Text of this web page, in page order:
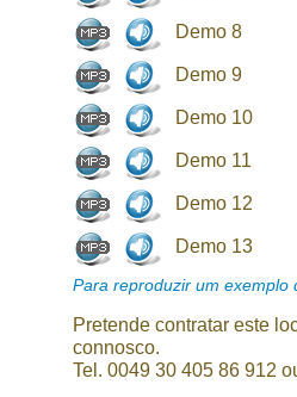
Demo 8
Demo 9
Demo 10
Demo 11
Demo 12
Demo 13
Para reproduzir um exemplo
Pretende contratar este
connosco.
Tel. 0049 30 405 86 912